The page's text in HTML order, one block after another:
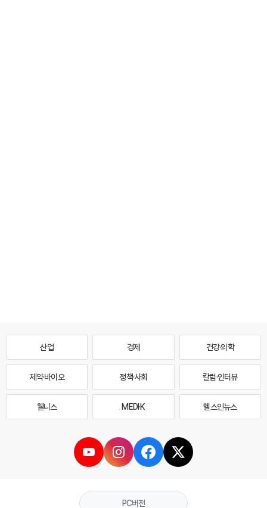
산업 경제 건강·의학
제약·바이오 정책·사회 칼럼·인터뷰
웰니스 MEDI·K 헬스인뉴스
PC버전